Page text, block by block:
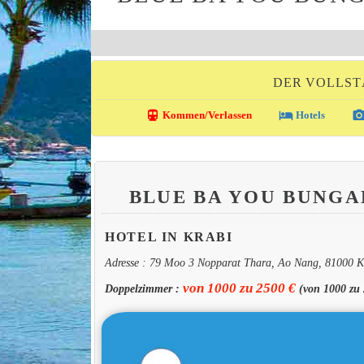
DER
directions_transit Kommen/Verlassen local_hotelHotels
BLUE BA YOU
HOTEL IN KRABI
Adresse : 79 Moo 3 Nopparat Thara, Ao Nang, 81000
Doppelzimmer : von 1000 zu 2500 €(von 1000 zu